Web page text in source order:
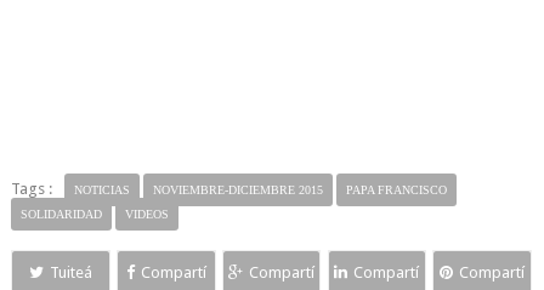
Tags : NOTICIAS NOVIEMBRE-DICIEMBRE 2015
PAPA FRANCISCO
SOLIDARIDAD
VIDEOS
Tuiteá Compartí Compartí Compartí Compartí